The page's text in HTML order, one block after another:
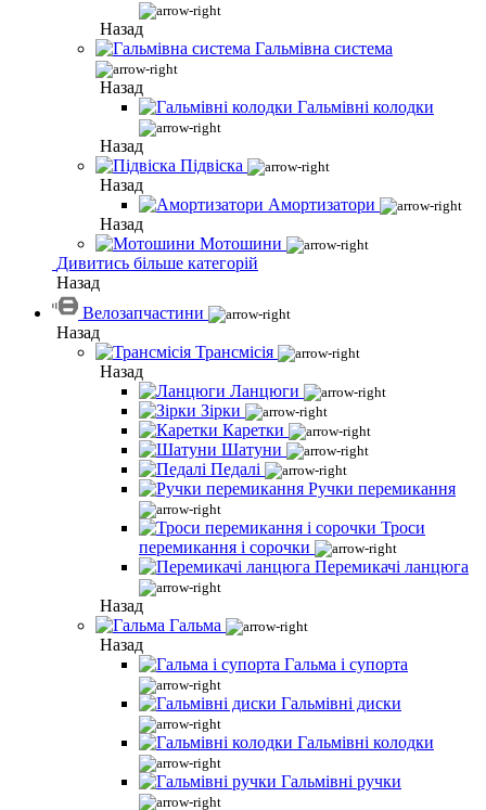
Назад
Гальмівна система
Назад
Гальмівні колодки
Назад
Підвіска
Назад
Амортизатори
Назад
Мотошини
Дивитись більше категорій
Назад
Велозапчастини
Назад
Трансмісія
Назад
Ланцюги
Зірки
Каретки
Шатуни
Педалі
Ручки перемикання
Троси
перемикання і сорочки
Перемикачі ланцюга
Назад
Гальма
Назад
Гальма і супорта
Гальмівні диски
Гальмівні колодки
Гальмівні ручки